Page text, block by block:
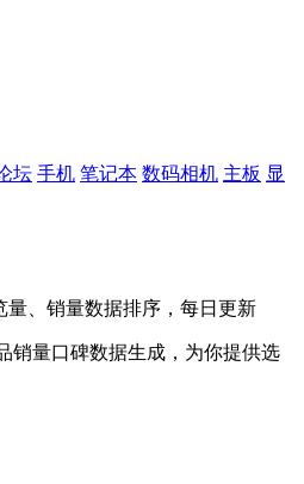
坛 手机 笔记本 数码相机 主板 显
量、销量数据排序，每日更新
销量口碑数据生成，为你提供选